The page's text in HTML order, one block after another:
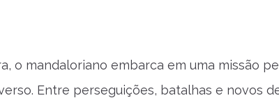
o mandaloriano embarca em uma missão
Entre perseguições, batalhas e novos